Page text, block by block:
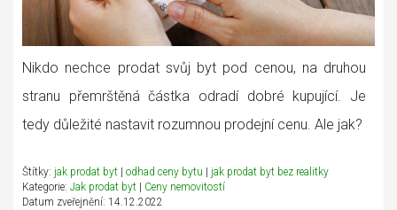
Nikdo nechce prodat svůj byt pod cenou, na druhou
stranu přemrštěná částka odradí dobré kupující. Je
tedy důležité nastavit rozumnou prodejní cenu. Ale jak?
Štítky: jak prodat byt odhad ceny bytu
jak prodat byt bez realitky
Kategorie: Jak prodat byt
Ceny nemovitostí
Datum zveřejnění: 14.12.2022